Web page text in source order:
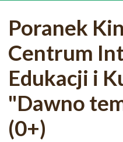
Poranek
Centrum
Edukacji i
"Dawno
(0+)